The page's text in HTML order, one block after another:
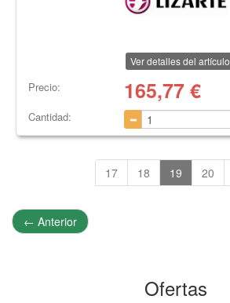
Ver detalles del artículo
Precio: 165,77€
Cantidad:
17 18 19 20
← Anterior
Ofertas